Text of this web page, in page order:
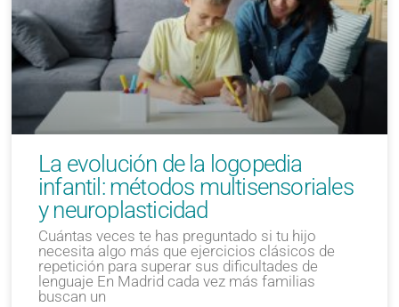
La evolución de la logopedia
infantil: métodos multisensoriales
y neuroplasticidad
Cuántas veces te has preguntado si tu hijo
necesita algo más que ejercicios clásicos de
repetición para superar sus dificultades de
lenguaje En Madrid cada vez más familias
buscan un